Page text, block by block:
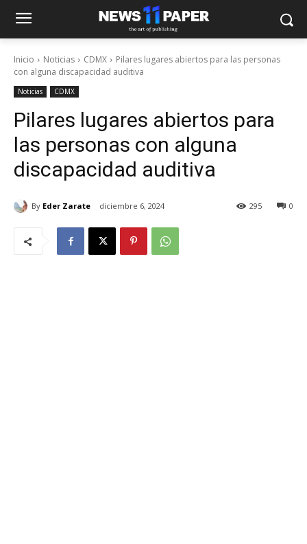
Inicio Noticias CDMX
Pilares lugares abiertos para las personas
con alguna discapacidad auditiva
Noticias CDMX
Pilares lugares abiertos para
las personas con alguna
discapacidad auditiva
By Eder Zarate diciembre 6, 2024 0
295